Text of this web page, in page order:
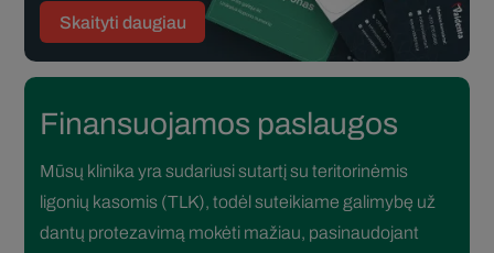
Skaityti daugiau
Finansuojamos paslaugos
Mūsų klinika yra sudariusi sutartį su teritorinėmis
ligonių kasomis (TLK), todėl suteikiame galimybę už
dantų protezavimą mokėti mažiau, pasinaudojant